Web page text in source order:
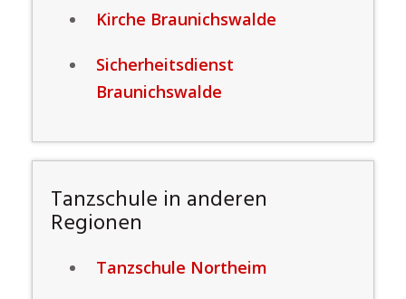
Kirche Braunichswalde
Sicherheitsdienst
Braunichswalde
Tanzschule in anderen
Regionen
Tanzschule Northeim